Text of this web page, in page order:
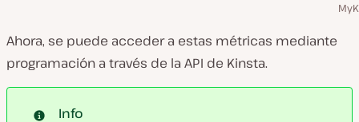
Ahora, se puede acceder a estas métricas mediante
programación a través de la API de Kinsta.
Info